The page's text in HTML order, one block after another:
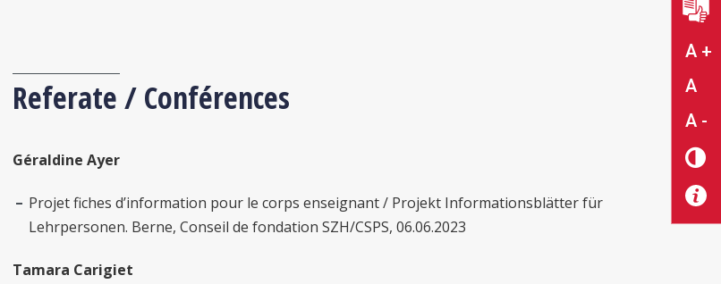
A +
A
A -
Referate / Conférences
Géraldine Ayer
Projet fiches d’information pour le corps enseignant / Projekt Informationsblätter für
Lehrpersonen. Berne, Conseil de fondation SZH/CSPS, 06.06.2023
Tamara Carigiet